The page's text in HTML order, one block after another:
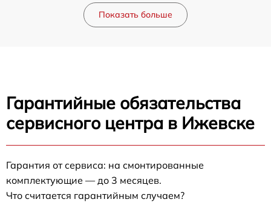
Показать больше
Гарантийные обязательства
сервисного центра в Ижевске
Гарантия от сервиса: на смонтированные
комплектующие — до 3 месяцев.
Что считается гарантийным случаем?